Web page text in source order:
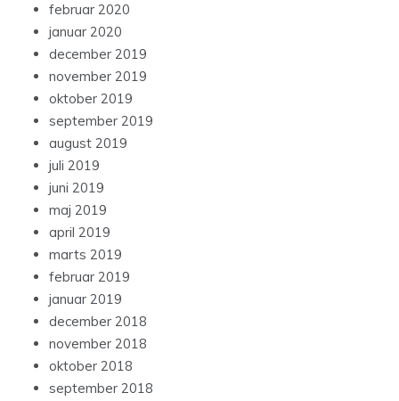
februar 2020
januar 2020
december 2019
november 2019
oktober 2019
september 2019
august 2019
juli 2019
juni 2019
maj 2019
april 2019
marts 2019
februar 2019
januar 2019
december 2018
november 2018
oktober 2018
september 2018